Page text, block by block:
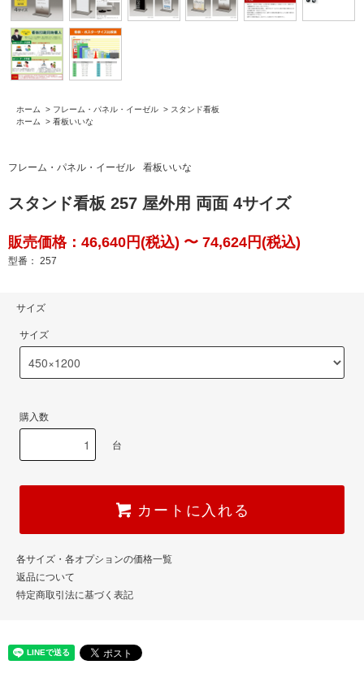
ホーム > フレーム・パネル・イーゼル > スタンド看板
ホーム
> 看板いいな
フレーム・パネル・イーゼル 看板いいな
スタンド看板 257 屋外用 両面 4サイズ
販売価格：46,640円(税込) 〜 74,624円(税込)
型番： 257
サイズ
サイズ
購入数
台
カートに入れる
各サイズ・各オプションの価格一覧
返品について
特定商取引法に基づく表記